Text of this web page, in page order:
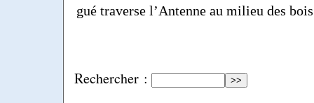
Rechercher :
gué traverse l’Antenne au milieu des